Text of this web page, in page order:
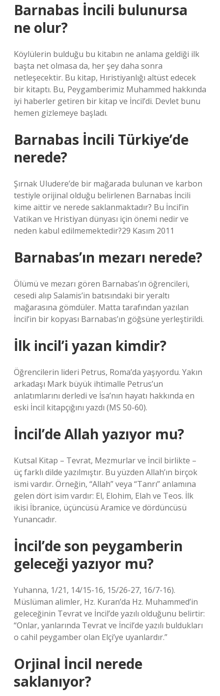
Barnabas İncili bulunursa
ne olur?
Köylülerin bulduğu bu kitabın ne anlama geldiği ilk
başta net olmasa da, her şey daha sonra
netleşecektir. Bu kitap, Hıristiyanlığı altüst edecek
bir kitaptı. Bu, Peygamberimiz Muhammed hakkında
iyi haberler getiren bir kitap ve İncil’di. Devlet bunu
hemen gizlemeye başladı.
Barnabas İncili Türkiye’de
nerede?
Şırnak Uludere’de bir mağarada bulunan ve karbon
testiyle orijinal olduğu belirlenen Barnabas İncili
kime aittir ve nerede saklanmaktadır? Bu İncil’in
Vatikan ve Hristiyan dünyası için önemi nedir ve
neden kabul edilmemektedir?29 Kasım 2011
Barnabas’ın mezarı nerede?
Ölümü ve mezarı gören Barnabas’ın öğrencileri,
cesedi alıp Salamis’in batısındaki bir yeraltı
mağarasına gömdüler. Matta tarafından yazılan
İncil’in bir kopyası Barnabas’ın göğsüne yerleştirildi.
İlk incil’i yazan kimdir?
Öğrencilerin lideri Petrus, Roma’da yaşıyordu. Yakın
arkadaşı Mark büyük ihtimalle Petrus’un
anlatımlarını derledi ve İsa’nın hayatı hakkında en
eski İncil kitapçığını yazdı (MS 50-60).
İncil’de Allah yazıyor mu?
Kutsal Kitap – Tevrat, Mezmurlar ve İncil birlikte –
üç farklı dilde yazılmıştır. Bu yüzden Allah’ın birçok
ismi vardır. Örneğin, “Allah” veya “Tanrı” anlamına
gelen dört isim vardır: El, Elohim, Elah ve Teos. İlk
ikisi İbranice, üçüncüsü Aramice ve dördüncüsü
Yunancadır.
İncil’de son peygamberin
geleceği yazıyor mu?
Yuhanna, 1/21, 14/15-16, 15/26-27, 16/7-16).
Müslüman alimler, Hz. Kuran’da Hz. Muhammed’in
geleceğinin Tevrat ve İncil’de yazılı olduğunu belirtir:
“Onlar, yanlarında Tevrat ve İncil’de yazılı buldukları
o cahil peygamber olan Elçi’ye uyanlardır.”
Orjinal İncil nerede
saklanıyor?